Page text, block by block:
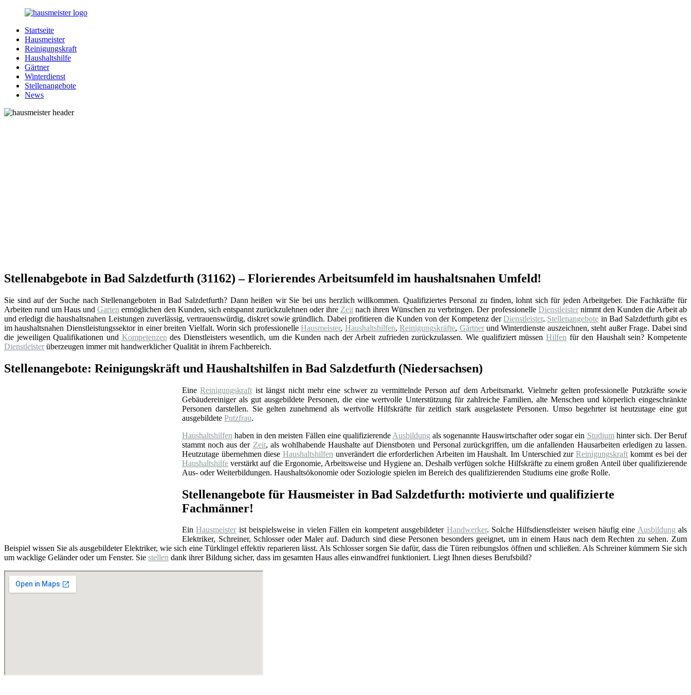
Zurück
Inhalt
Hausmeister.de
Alles
rund
Ihren
Haushalt
Startseite
Hausmeister
Reinigungskraft
Haushaltshilfe
Gärtner
Winterdienst
Stellenangebote
News
Stellenabgebote in Bad Salzdetfurth (31162) – Florierendes Arbeitsumfeld im haushaltsnahen Umfeld!
Sie sind auf der Suche nach Stellenangeboten in Bad Salzdetfurth? Dann heißen wir Sie bei uns herzlich willkommen. Qualifiziertes Personal zu finden, lohnt sich für jeden Arbeitgeber. Die Fachkräfte für
Arbeiten rund um Haus undGarten ermöglichen den Kunden, sich entspannt zurückzulehnen oder ihre Zeit nach ihren Wünschen zu verbringen. Der professionelle Dienstleisternimmt den Kunden die Arbeit ab
und erledigt die haushaltsnahen Leistungen zuverlässig, vertrauenswürdig, diskret sowie gründlich. Dabei profitieren die Kunden von der Kompetenz derDienstleister. Stellenangebote in Bad Salzdetfurth gibt es
im haushaltsnahen Dienstleistungssektor in einer breiten Vielfalt. Worin sich professionelleHausmeister, Haushaltshilfen,Reinigungskräfte, Gärtnerund Winterdienste auszeichnen, steht außer Frage. Dabei sind
die jeweiligen Qualifikationen und Kompetenzen des Dienstleisters wesentlich, um die Kunden nach der Arbeit zufrieden zurückzulassen. Wie qualifiziert müssen Hilfen für den Haushalt sein? Kompetente
Dienstleister überzeugen immer mit handwerklicher Qualität in ihrem Fachbereich.
Stellenangebote: Reinigungskräft und Haushaltshilfen in Bad Salzdetfurth (Niedersachsen)
EineReinigungskraft ist längst nicht mehr eine schwer zu vermittelnde Person auf dem Arbeitsmarkt. Vielmehr gelten professionelle Putzkräfte sowie
Gebäudereiniger als gut ausgebildete Personen, die eine wertvolle Unterstützung für zahlreiche Familien, alte Menschen und körperlich eingeschränkte
Personen darstellen. Sie gelten zunehmend als wertvolle Hilfskräfte für zeitlich stark ausgelastete Personen. Umso begehrter ist heutzutage eine gut
ausgebildete Putzfrau.
Haushaltshilfen haben in den meisten Fällen eine qualifizierende Ausbildung als sogenannte Hauswirtschafter oder sogar ein Studiumhinter sich. Der Beruf
stammt noch aus der Zeit, als wohlhabende Haushalte auf Dienstboten und Personal zurückgriffen, um die anfallenden Hausarbeiten erledigen zu lassen.
Heutzutage übernehmen dieseHaushaltshilfen unverändert die erforderlichen Arbeiten im Haushalt. Im Unterschied zurReinigungskraft kommt es bei der
Haushaltshilfe verstärkt auf die Ergonomie, Arbeitsweise und Hygiene an. Deshalb verfügen solche Hilfskräfte zu einem großen Anteil über qualifizierende
Aus- oder Weiterbildungen. Haushaltsökonomie oder Soziologie spielen im Bereich des qualifizierenden Studiums eine große Rolle.
Stellenangebote für Hausmeister in Bad Salzdetfurth: motivierte und qualifizierte
Fachmänner!
EinHausmeister ist beispielsweise in vielen Fällen ein kompetent ausgebildeter Handwerker. Solche Hilfsdienstleister weisen häufig eine Ausbildungals
Elektriker, Schreiner, Schlosser oder Maler auf. Dadurch sind diese Personen besonders geeignet, um in einem Haus nach dem Rechten zu sehen. Zum
Beispiel wissen Sie als ausgebildeter Elektriker, wie sich eine Türklingel effektiv reparieren lässt. Als Schlosser sorgen Sie dafür, dass die Türen reibungslos öffnen und schließen. Als Schreiner kümmern Sie sich
um wacklige Geländer oder um Fenster. Sie stellen dank ihrer Bildung sicher, dass im gesamten Haus alles einwandfrei funktioniert. Liegt Ihnen dieses Berufsbild?